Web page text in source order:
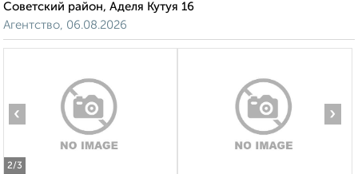
Советский район, Аделя Кутуя 16
Агентство, 06.08.2026
2/3
‹ ›